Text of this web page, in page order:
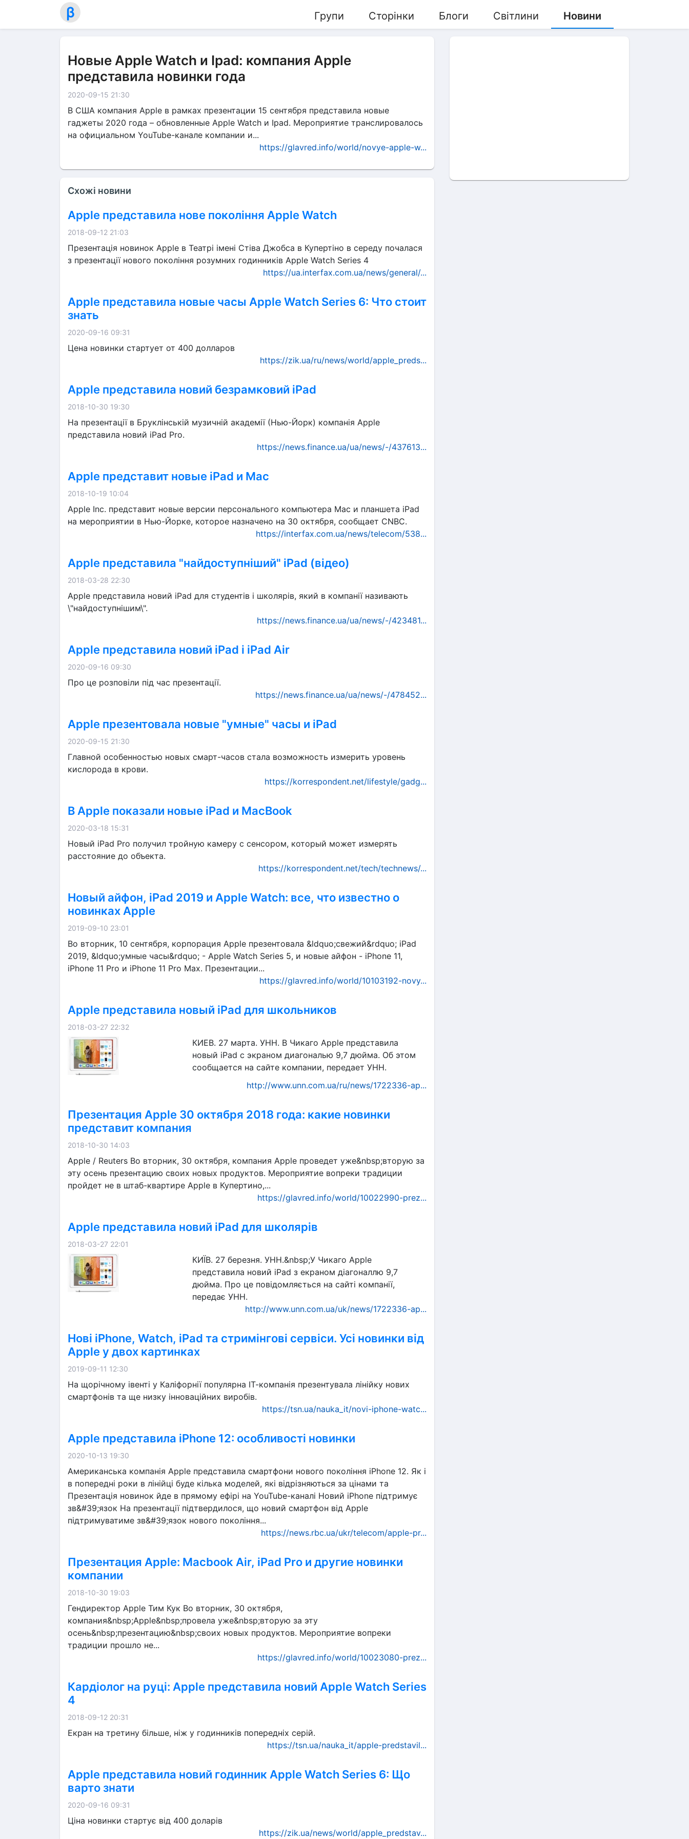
β Групи Сторінки Блоги Світлини Новини
Новые Apple Watch и Ipad: компания Apple
представила новинки года
2020-09-15 21:30
В США компания Apple в рамках презентации 15 сентября представила новые
гаджеты 2020 года – обновленные Apple Watch и Ipad. Мероприятие транслировалось
на официальном YouTube-канале компании и...
https://glavred.info/world/novye-apple-w...
Схожі новини
Apple представила нове покоління Apple Watch
2018-09-12 21:03
Презентація новинок Apple в Театрі імені Стіва Джобса в Купертіно в середу почалася
з презентації нового покоління розумних годинників Apple Watch Series 4
https://ua.interfax.com.ua/news/general/...
Apple представила новые часы Apple Watch Series 6: Что стоит
знать
2020-09-16 09:31
Цена новинки стартует от 400 долларов
https://zik.ua/ru/news/world/apple_preds...
Apple представила новий безрамковий iPad
2018-10-30 19:30
На презентації в Бруклінській музичній академії (Нью-Йорк) компанія Apple
представила новий iPad Pro.
https://news.finance.ua/ua/news/-/437613...
Apple представит новые iPad и Mac
2018-10-19 10:04
Apple Inc. представит новые версии персонального компьютера Mac и планшета iPad
на мероприятии в Нью-Йорке, которое назначено на 30 октября, сообщает CNBC.
https://interfax.com.ua/news/telecom/538...
Apple представила "найдоступніший" iPad (відео)
2018-03-28 22:30
Apple представила новий iPad для студентів і школярів, який в компанії називають
\"найдоступнішим\".
https://news.finance.ua/ua/news/-/423481...
Apple представила новий iPad і iPad Air
2020-09-16 09:30
Про це розповіли під час презентації.
https://news.finance.ua/ua/news/-/478452...
Apple презентовала новые "умные" часы и iPad
2020-09-15 21:30
Главной особенностью новых смарт-часов стала возможность измерить уровень
кислорода в крови.
https://korrespondent.net/lifestyle/gadg...
В Apple показали новые iPad и MacBook
2020-03-18 15:31
Новый iPad Pro получил тройную камеру с сенсором, который может измерять
расстояние до объекта.
https://korrespondent.net/tech/technews/...
Новый айфон, iPad 2019 и Apple Watch: все, что известно о
новинках Apple
2019-09-10 23:01
Во вторник, 10 сентября, корпорация Apple презентовала &ldquo;свежий&rdquo; iPad
2019, &ldquo;умные часы&rdquo; - Apple Watch Series 5, и новые айфон - iPhone 11,
iPhone 11 Pro и iPhone 11 Pro Max. Презентации...
https://glavred.info/world/10103192-novy...
Apple представила новый iPad для школьников
2018-03-27 22:32
КИЕВ. 27 марта. УНН. В Чикаго Apple представила
новый iPad с экраном диагональю 9,7 дюйма. Об этом
сообщается на сайте компании, передает УНН.
http://www.unn.com.ua/ru/news/1722336-ap...
Презентация Apple 30 октября 2018 года: какие новинки
представит компания
2018-10-30 14:03
Apple / Reuters Во вторник, 30 октября, компания Apple проведет уже&nbsp;вторую за
эту осень презентацию своих новых продуктов. Мероприятие вопреки традиции
пройдет не в штаб-квартире Apple в Купертино,...
https://glavred.info/world/10022990-prez...
Apple представила новий iPad для школярів
2018-03-27 22:01
КИЇВ. 27 березня. УНН.&nbsp;У Чикаго Apple
представила новий iPad з екраном діагоналлю 9,7
дюйма. Про це повідомляється на сайті компанії,
передає УНН.
http://www.unn.com.ua/uk/news/1722336-ap...
Нові iPhone, Watch, iPad та стримінгові сервіси. Усі новинки від
Apple у двох картинках
2019-09-11 12:30
На щорічному івенті у Каліфорнії популярна ІТ-компанія презентувала лінійку нових
смартфонів та ще низку інноваційних виробів.
https://tsn.ua/nauka_it/novi-iphone-watc...
Apple представила iPhone 12: особливості новинки
2020-10-13 19:30
Американська компанія Apple представила смартфони нового покоління iPhone 12. Як і
в попередні роки в лінійці буде кілька моделей, які відрізняються за цінами та
Презентація новинок йде в прямому ефірі на YouTube-каналі Новий iPhone підтримує
зв&#39;язок На презентації підтвердилося, що новий смартфон від Apple
підтримуватиме зв&#39;язок нового покоління...
https://news.rbc.ua/ukr/telecom/apple-pr...
Презентация Apple: Macbook Air, iPad Pro и другие новинки
компании
2018-10-30 19:03
Гендиректор Apple Тим Кук Во вторник, 30 октября,
компания&nbsp;Apple&nbsp;провела уже&nbsp;вторую за эту
осень&nbsp;презентацию&nbsp;своих новых продуктов. Мероприятие вопреки
традиции прошло не...
https://glavred.info/world/10023080-prez...
Кардіолог на руці: Apple представила новий Apple Watch Series
4
2018-09-12 20:31
Екран на третину більше, ніж у годинників попередніх серій.
https://tsn.ua/nauka_it/apple-predstavil...
Apple представила новий годинник Apple Watch Series 6: Що
варто знати
2020-09-16 09:31
Ціна новинки стартує від 400 доларів
https://zik.ua/news/world/apple_predstav...